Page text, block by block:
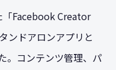
Facebook Creator
ンドアロンアプリと
。コンテンツ管理、パ